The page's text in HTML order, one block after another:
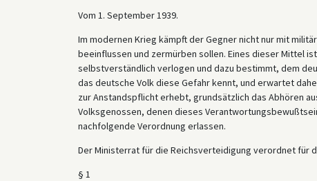
Vom 1. September 1939.
Im modernen Krieg kämpft der Gegner nicht nur mit
beeinflussen und zermürben sollen. Eines dieser Mittel
selbstverständlich verlogen und dazu bestimmt, dem
das deutsche Volk diese Gefahr kennt, und erwartet
zur Anstandspflicht erhebt, grundsätzlich das Abhören
Volksgenossen, denen dieses
nachfolgende Verordnung erlassen.
Der Ministerrat für die Reichsverteidigung verordnet für
§ 1